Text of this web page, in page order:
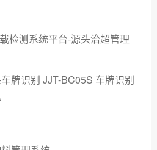
检测系统平台-源头治超管理
牌识别 JJT-BC05S 车牌识别